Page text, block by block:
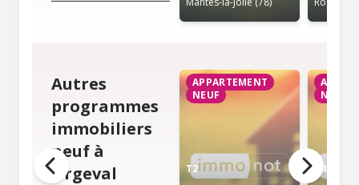
Autres
programmes
immobiliers
neuf à
Orgeval
APPARTEMENT
NEUF
T2
NEUF
T4